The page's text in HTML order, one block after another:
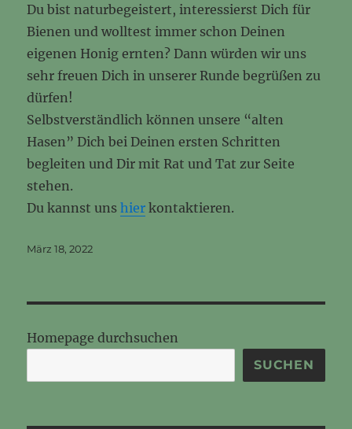
Du bist naturbegeistert, interessierst Dich für
Bienen und wolltest immer schon Deinen
eigenen Honig ernten? Dann würden wir uns
sehr freuen Dich in unserer Runde begrüßen zu
dürfen!
Selbstverständlich können unsere “alten
Hasen” Dich bei Deinen ersten Schritten
begleiten und Dir mit Rat und Tat zur Seite
stehen.
Du kannst unshier kontaktieren.
Veröffentlicht
März 18, 2022
Homepage durchsuchen
SUCHEN